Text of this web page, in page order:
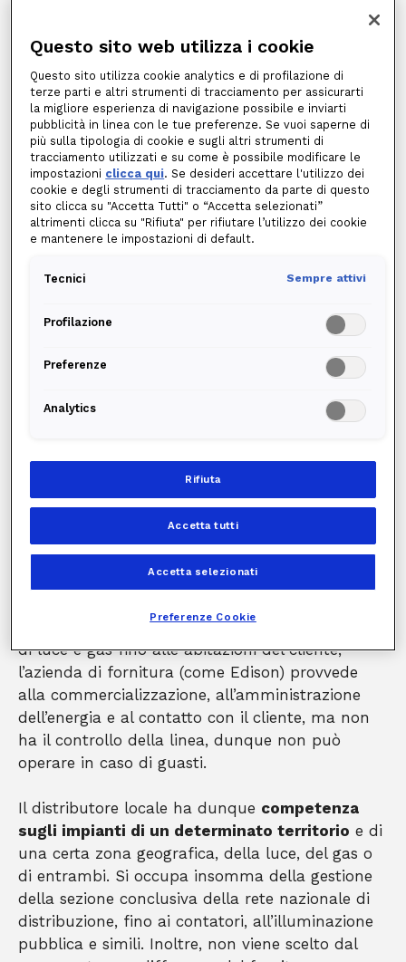
è avvenuto un
distacco della correnteper morosità del cliente,
seguito a un mancato pagamento delle bollette. In questa
circostanza occorre pagare gli arretrati con gli interessi di mora e
richiedere la riattivazione della linea;
sono in corso deilavori programmati dal distributorecompetente
sul territorio, e coinvolgono anche le utenze del cliente. È
sufficiente attendere la conclusione dei lavori di ripristino, in
genere segnalata opportunamente tramite affissione di cartelli o
altri comunicati.
Se la situazione del cliente non rientra in
nessuna di queste casistiche, probabilmente si è
Anche in questo caso occorre distinguere tra:
all’elettricista e risolti privatamente, a cura dell’inquilino o del
è necessariosegnalare i guasti
a chi ha accesso alla rete
A chi segnalare i guasti di
elettrica, bisogna sempre
energia si occupa materialmente dell’erogazione
di luce e gas fino alle abitazioni del cliente,
l’azienda di fornitura (come Edison) provvede
alla commercializzazione, all’amministrazione
dell’energia e al contatto con il cliente, ma non
ha il controllo della linea, dunque non può
operare in caso di guasti.
Il distributore locale ha dunque competenza
sugli impianti di un determinato territorio e di
una certa zona geografica, della luce, del gas o
di entrambi. Si occupa insomma della gestione
della sezione conclusiva della rete nazionale di
distribuzione, fino ai contatori, all’illuminazione
pubblica e simili. Inoltre, non viene scelto dal
Questo sito web utilizza i cookie
Questo sito utilizza cookie analytics e di profilazione di
terze parti e altri strumenti di tracciamento per assicurarti
la migliore esperienza di navigazione possibile e inviarti
pubblicità in linea con le tue preferenze. Se vuoi saperne di
più sulla tipologia di cookie e sugli altri strumenti di
tracciamento utilizzati e su come è possibile modificare le
impostazioni clicca qui. Se desideri accettare l'utilizzo dei
cookie e degli strumenti di tracciamento da parte di questo
sito clicca su "Accetta Tutti" o “Accetta selezionati”
altrimenti clicca su "Rifiuta" per rifiutare l’utilizzo dei cookie
e mantenere le impostazioni di default.
Tecnici Sempre attivi
Profilazione
Preferenze
Analytics
Rifiuta
Accetta tutti
Accetta selezionati
Preferenze Cookie